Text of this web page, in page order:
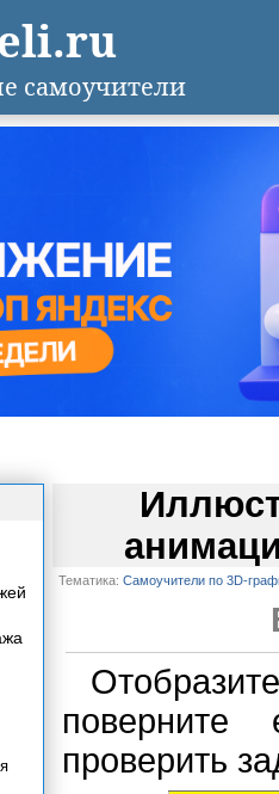
Тематика: Самоучители по 3D-
проверить
самоучители